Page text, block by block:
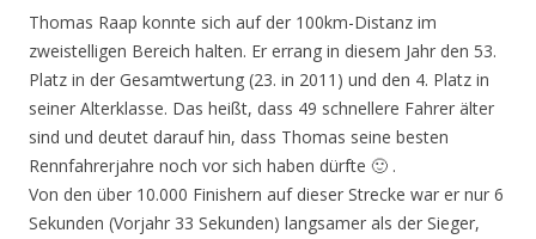
Thomas Raap konnte sich auf der 100km-Distanz im
zweistelligen Bereich halten. Er errang in diesem Jahr den 53.
Platz in der Gesamtwertung (23. in 2011) und den 4. Platz in
seiner Alterklasse. Das heißt, dass 49 schnellere Fahrer älter
sind und deutet darauf hin, dass Thomas seine besten
Rennfahrerjahre noch vor sich haben dürfte 🙂 .
Von den über 10.000 Finishern auf dieser Strecke war er nur 6
Sekunden (Vorjahr 33 Sekunden) langsamer als der Sieger,